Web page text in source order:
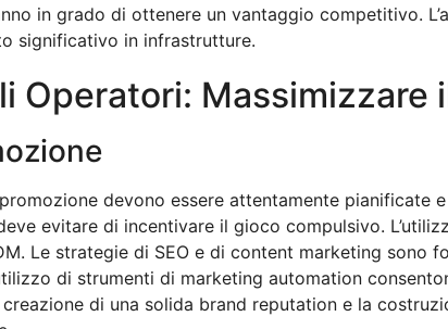
in grado di ottenere un vantaggio competitivo.
significativo in infrastrutture.
Operatori: Massimizzare
devono essere attentamente pianificate
evitare di incentivare il gioco compulsivo.
Le strategie di SEO e di content marketing
di strumenti di marketing automation
di una solida brand reputation e la